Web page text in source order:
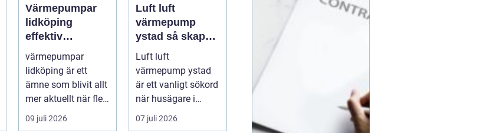
Värmepumpar
lidköping
effektiv
uppvärmning för
hus och
fastigheter
värmepumpar
lidköping är ett
ämne som blivit allt
mer aktuellt när fler
fastighetsägare vill
kombine...
09 juli 2026
Luft luft
värmepump
ystad så skapar
du ett behagligt
inomhusklimat
Året om
Luft luft
värmepump ystad
är ett vanligt sökord
när husägare i
sydkustens klimat
vill hitta ett smar...
07 juli 2026
semestern. En pålitlig
taxiresa kan betyda att